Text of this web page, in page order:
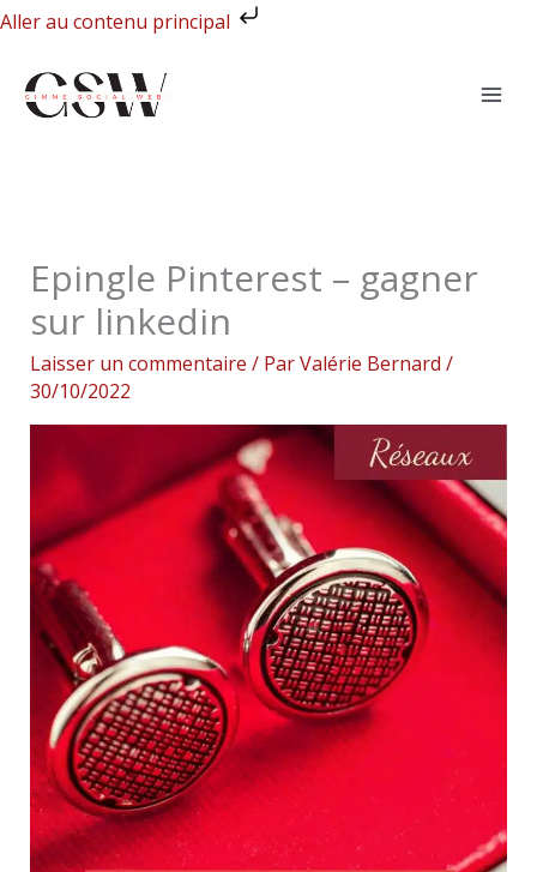
Aller au contenu principal
Aller
contenu
Epingle Pinterest – gagner
sur linkedin
Laisser un commentaire / ParValérie Bernard /
30/10/2022